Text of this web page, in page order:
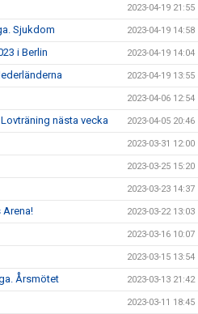
2023-04-19 21:55
Sjukdom 2023-04-19 14:58
i Berlin 2023-04-19 14:04
2023-04-19 13:55
2023-04-06 12:54
nästa vecka 2023-04-05 20:46
2023-03-31 12:00
2023-03-25 15:20
2023-03-23 14:37
2023-03-22 13:03
2023-03-16 10:07
2023-03-15 13:54
Årsmötet 2023-03-13 21:42
2023-03-11 18:45